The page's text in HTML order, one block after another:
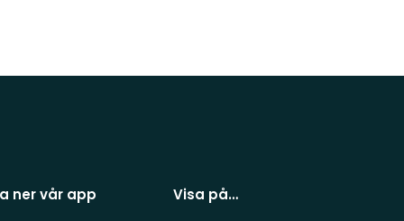
ner vår app Visa på…